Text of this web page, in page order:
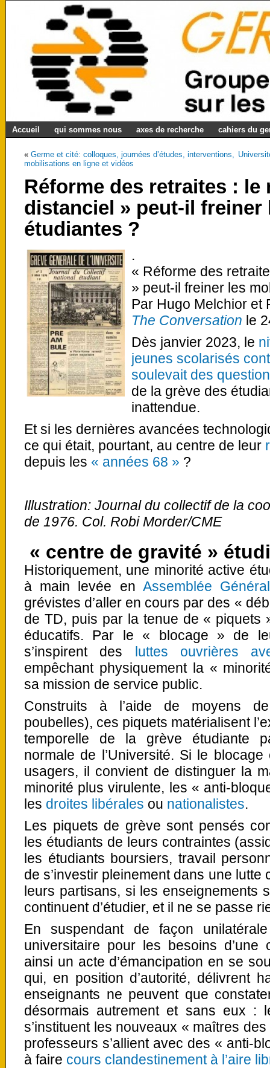
Accueil qui sommes nous axes de recherche cahiers du
« Germe et cité: colloques, journées d’études, interventions,
mobilisations en ligne et vidéos
Réforme des retraites : le
distanciel » peut-il
étudiantes ?
.
« Réforme des
» peut-il freiner les
Par Hugo Melchior et
The Conversation le
Dès janvier 2023, le
jeunes scolarisés
soulevait des
de la grève des
inattendue.
Et si les dernières avancées
ce qui était, pourtant, au centre de leur
depuis les « années 68 » ?
Illustration: Journal du collectif de la
de 1976. Col. Robi Morder/CME
« centre de gravité »
Historiquement, une minorité active
à main levée en Assemblée
grévistes d’aller en cours par des «
de TD, puis par la tenue de « piquets
éducatifs. Par le « blocage » de
s’inspirent des luttes ouvrières
empêchant physiquement la «
sa mission de service public.
Construits à l’aide de moyens
poubelles), ces piquets matérialisent
temporelle de la grève étudiante
normale de l’Université. Si le
usagers, il convient de distinguer la
minorité plus virulente, les « anti-
les droites libérales ou nationalistes.
Les piquets de grève sont pensés
les étudiants de leurs contraintes
les étudiants boursiers, travail
de s’investir pleinement dans une
leurs partisans, si les enseignements
continuent d’étudier, et il ne se passe
En suspendant de façon
universitaire pour les besoins d’une
ainsi un acte d’émancipation en se
qui, en position d’autorité, délivrent
enseignants ne peuvent que
désormais autrement et sans eux :
s’instituent les nouveaux « maîtres
professeurs s’allient avec des « anti-
à faire cours clandestinement à l’aire